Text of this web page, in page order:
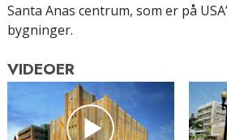
Santa Anas centrum, som er på
bygninger.
VIDEOER